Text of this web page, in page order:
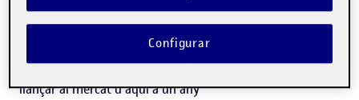
UOC). El projecte, finalista del programa d'emprenedoria
–impulsat per la plataforma
en una fase avançada, i Rahmanikivi preveu poder-lo
llançar al mercat d'aquí a un any
Configurar